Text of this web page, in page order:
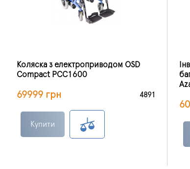
Коляска з електроприводом OSD
Compact PCC1600
69999 грн 4891
Купити